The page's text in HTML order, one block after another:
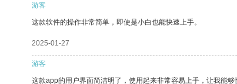
游客
这款软件的操作非常简单，即使是小白也能快速上手。
2025-01-27
游客
这款app的用户界面简洁明了，使用起来非常容易上手，让我能